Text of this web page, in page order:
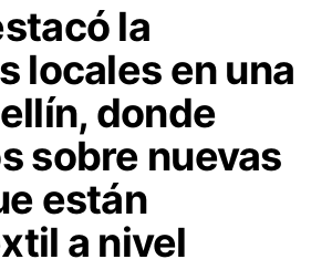
la
locales en una
donde
sobre nuevas
están
a nivel